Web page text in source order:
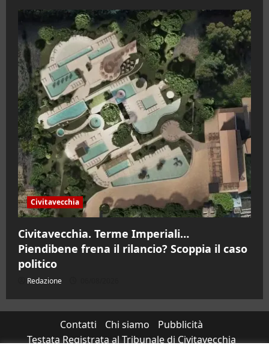
Civitavecchia
Civitavecchia. Terme Imperiali…
Piendibene frena il rilancio? Scoppia il caso
politico
Redazione
Contatti Chi siamo
Pubblicità
Testata Registrata al Tribunale di Civitavecchia